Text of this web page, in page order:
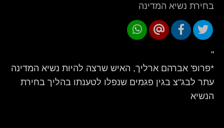
בחירת נשיא המדינה
"
*פרופ' אברהם ארליך, האיש שרצה להיות נשיא המדינה
עתר לבג"צ בגין פגמים שנפלו לטענתו בהליך בחירת
הנשיא